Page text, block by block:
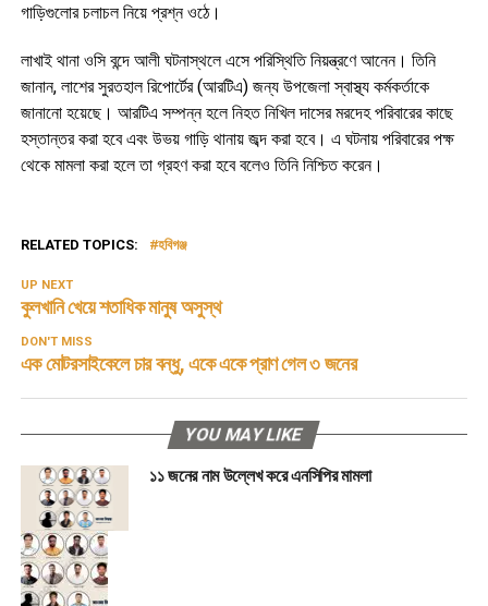
গাড়িগুলোর চলাচল নিয়ে প্রশ্ন ওঠে।
লাখাই থানা ওসি বন্দে আলী ঘটনাস্থলে এসে পরিস্থিতি নিয়ন্ত্রণে আনেন। তিনি
জানান, লাশের সুরতহাল রিপোর্টের (আরটিএ) জন্য উপজেলা স্বাস্থ্য কর্মকর্তাকে
জানানো হয়েছে। আরটিএ সম্পন্ন হলে নিহত নিখিল দাসের মরদেহ পরিবারের কাছে
হস্তান্তর করা হবে এবং উভয় গাড়ি থানায় জব্দ করা হবে। এ ঘটনায় পরিবারের পক্ষ
থেকে মামলা করা হলে তা গ্রহণ করা হবে বলেও তিনি নিশ্চিত করেন।
RELATED TOPICS: হবিগঞ্জ
UP NEXT
কুলখানি খেয়ে শতাধিক মানুষ অসুস্থ
DON'T MISS
এক মোটরসাইকেলে চার বন্ধু, একে একে প্রাণ গেল ৩ জনের
YOU MAY LIKE
১১ জনের নাম উল্লেখ করে এনসিপির মামলা